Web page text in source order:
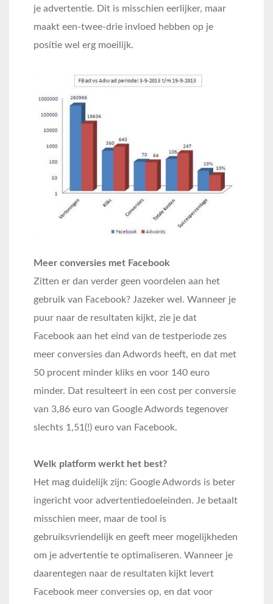
je advertentie. Dit is misschien eerlijker, maar
maakt een-twee-drie invloed hebben op je
positie wel erg moeilijk.
Meer conversies met Facebook
Zitten er dan verder geen voordelen aan het
gebruik van Facebook? Jazeker wel. Wanneer je
puur naar de resultaten kijkt, zie je dat
Facebook aan het eind van de testperiode zes
meer conversies dan Adwords heeft, en dat met
50 procent minder kliks en voor 140 euro
minder. Dat resulteert in een cost per conversie
van 3,86 euro van Google Adwords tegenover
slechts 1,51(!) euro van Facebook.
Welk platform werkt het best?
Het mag duidelijk zijn: Google Adwords is beter
ingericht voor advertentiedoeleinden. Je betaalt
misschien meer, maar de tool is
gebruiksvriendelijk en geeft meer mogelijkheden
om je advertentie te optimaliseren. Wanneer je
daarentegen naar de resultaten kijkt levert
Facebook meer conversies op, en dat voor